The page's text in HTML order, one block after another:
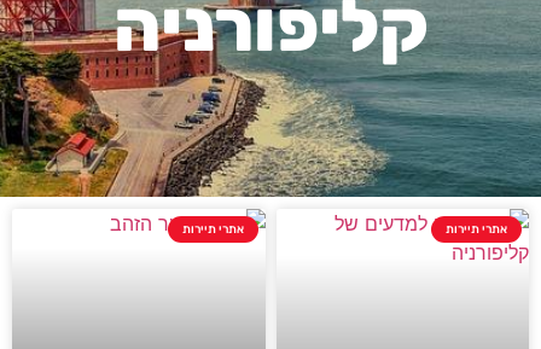
קליפורניה
אתרי תיירות אתרי תיירות